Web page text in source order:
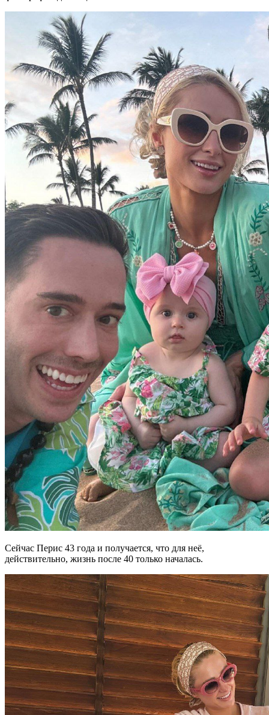
Сейчас Перис 43 года и получается, что для неё,
действительно, жизнь после 40 только началась.